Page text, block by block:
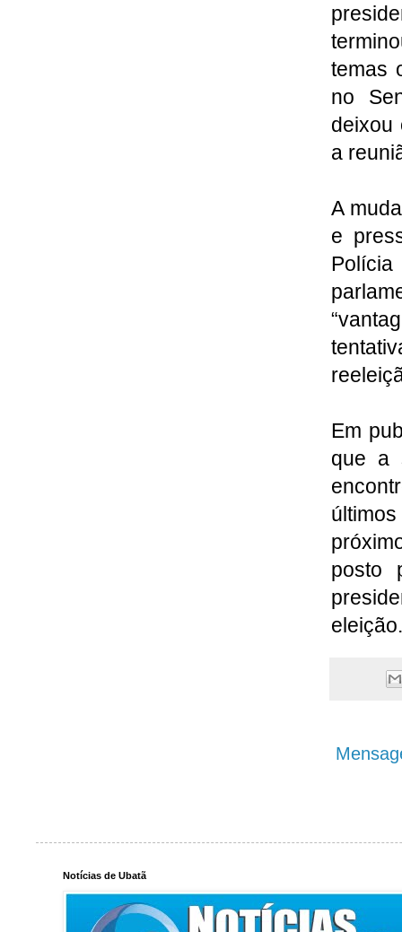
temas
no
deixou
a
A
e
Em
que a
posto
Notícias de Ubatã